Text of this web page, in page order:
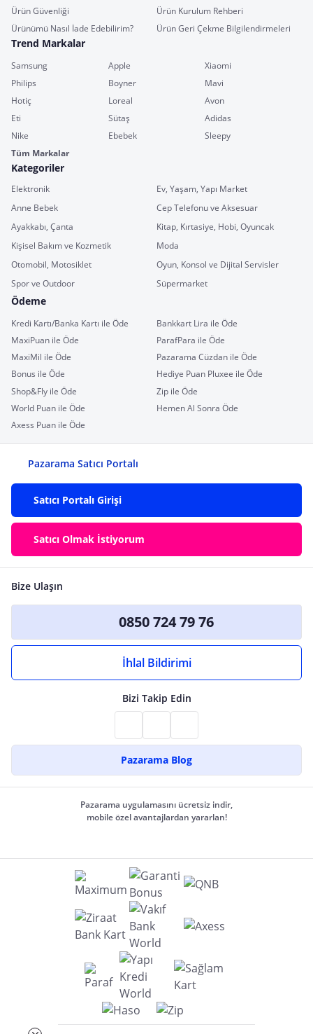
Ürün Güvenliği
Ürün Kurulum Rehberi
Ürünümü Nasıl İade Edebilirim?
Ürün Geri Çekme Bilgilendirmeleri
Trend Markalar
Samsung Apple
Xiaomi
Philips
Boyner
Mavi
Hotiç
Loreal
Avon
Eti
Sütaş
Adidas
Nike
Ebebek
Sleepy
Tüm Markalar
Kategoriler
Elektronik
Ev, Yaşam, Yapı Market
Anne Bebek
Cep Telefonu ve Aksesuar
Ayakkabı, Çanta
Kitap, Kırtasiye, Hobi, Oyuncak
Kişisel Bakım ve Kozmetik
Moda
Otomobil, Motosiklet
Oyun, Konsol ve Dijital Servisler
Spor ve Outdoor
Süpermarket
Ödeme
Kredi Kartı/Banka Kartı ile Öde
Bankkart Lira ile Öde
MaxiPuan ile Öde
ParafPara ile Öde
MaxiMil ile Öde
Pazarama Cüzdan ile Öde
Bonus ile Öde
Hediye Puan Pluxee ile Öde
Shop&Fly ile Öde
Zip ile Öde
World Puan ile Öde
Hemen Al Sonra Öde
Axess Puan ile Öde
Pazarama Satıcı Portalı
Satıcı Portalı Girişi
Satıcı Olmak İstiyorum
Bize Ulaşın
0850 724 79 76
İhlal Bildirimi
Bizi Takip Edin
Pazarama Blog
Pazarama uygulamasını ücretsiz indir,
mobile özel avantajlardan yararlan!